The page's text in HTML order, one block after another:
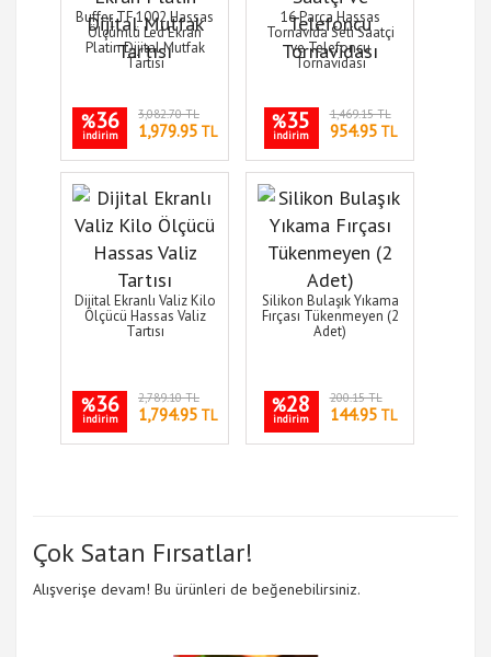
Buffer TF 1002 Hassas
Ölçümlü Led Ekran
Platin Dijital Mutfak
Tartısı
%36
indirim
3,082.70 TL
1,979.95 TL
16 Parça Hassas
Tornavida Seti Saatçi
ve Telefoncu
Tornavidası
%35
indirim
1,469.15 TL
954.95TL
Dijital Ekranlı Valiz Kilo
Ölçücü Hassas Valiz
Tartısı
%36
indirim
2,789.10 TL
1,794.95 TL
Silikon Bulaşık Yıkama
Fırçası Tükenmeyen (2
Adet)
%28
indirim
200.15 TL
144.95TL
Çok Satan Fırsatlar!
Alışverişe devam! Bu ürünleri de beğenebilirsiniz.